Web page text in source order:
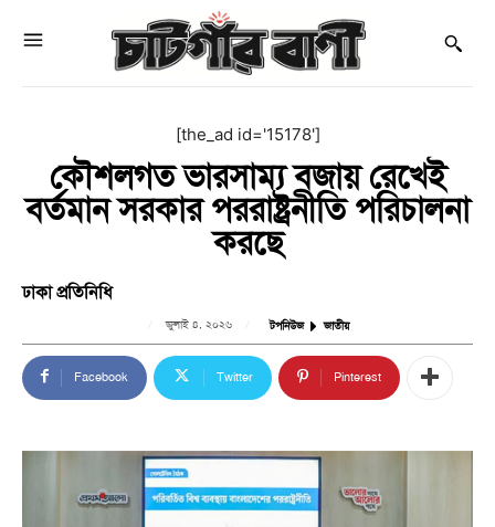
[the_ad id='15178']
কৌশলগত ভারসাম্য বজায় রেখেই
বর্তমান সরকার পররাষ্ট্রনীতি পরিচালনা
করছে
ঢাকা প্রতিনিধি
জুলাই ৪, ২০২৬ টপনিউজ জাতীয়
Facebook Twitter Pinterest